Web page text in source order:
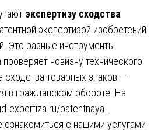
экспертизу сходства
экспертизой изобретений
Это разные инструменты.
проверяет новизну технического
сходства товарных знаков —
в гражданском обороте. На
expertiza.ru/patentnaya-
с нашими услугами